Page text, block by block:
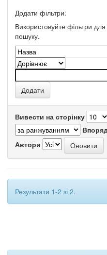
Додати фільтри:
Використовуйте фільтри для
пошуку.
Вивести на сторінку
Автори
Результати 1-2 зі 2.